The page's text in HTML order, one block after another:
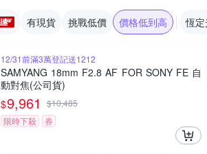
有現貨 挑戰低價 價格低到高 恆
12/31前滿3萬登記送1212
SAMYANG 18mm F2.8 AF FOR SONY FE 自
動對焦(公司貨)
$9,961 $10,485
限時下殺
券